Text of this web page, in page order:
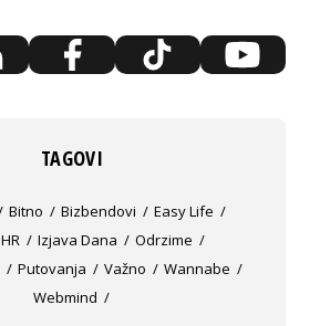
TAGOVI
Bitno Bizbendovi
Easy Life
HR Izjava Dana
Odrzime
Putovanja Važno
Wannabe
Webmind